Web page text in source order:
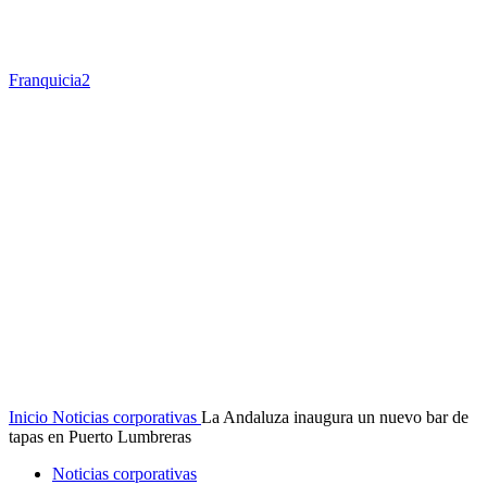
Franquicia2
Inicio Noticias corporativas La Andaluza inaugura un nuevo bar de
tapas en Puerto Lumbreras
Noticias corporativas